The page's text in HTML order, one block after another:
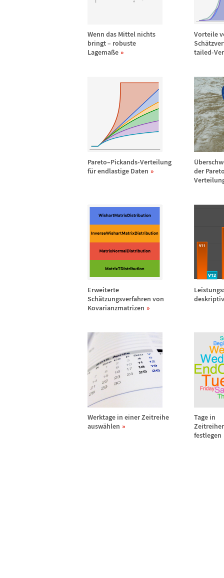
Wenn das Mittel nichts
bringt– robuste
Lagemaße
Vorteile
Schä
tailed-
Pareto–Pickands-Verteilung
für endlastige Daten
Ü
der
Erweiterte
Schätzungsverfahren von
Kovarianzmatrizen
Werktage in einer Zeitreihe
auswählen
Tage in
festlegen